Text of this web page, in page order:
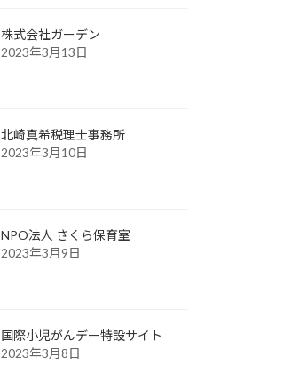
株式会社ガーデン
2023年3月13日
北崎真希税理士事務所
2023年3月10日
NPO法人 さくら保育室
2023年3月9日
国際小児がんデー特設サイト
2023年3月8日